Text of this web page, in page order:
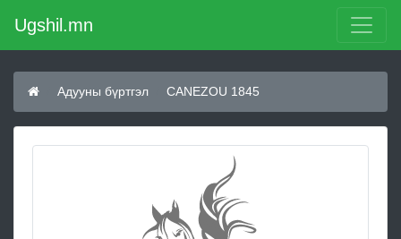
Ugshil.mn
Адууны бүртгэл CANEZOU 1845